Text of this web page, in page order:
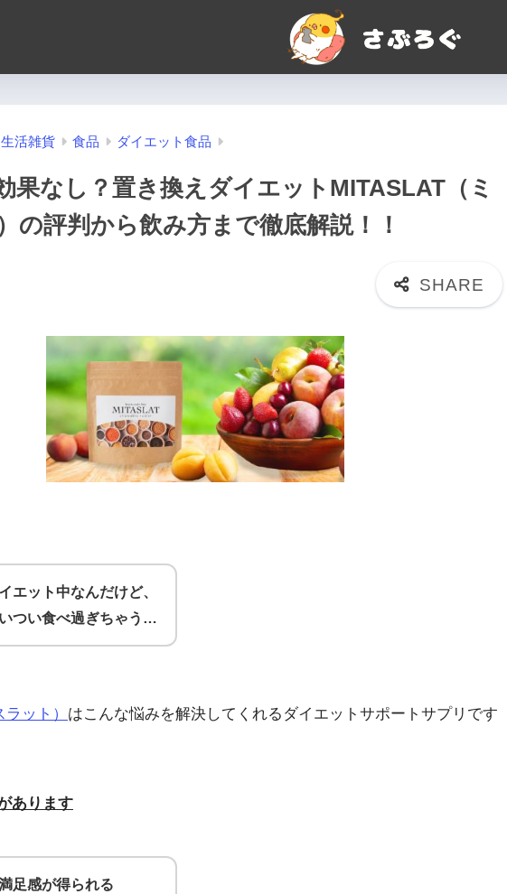
活雑貨 食品 ダイエット食品
果なし？置き換えダイエットMITASLAT（ミ
の評判から飲み方まで徹底解説！！
エット中なんだけど、
つい食べ過ぎちゃう…
ット） はこんな悩みを解決してくれるダイエットサポートサプリです
あります
満足感が得られる